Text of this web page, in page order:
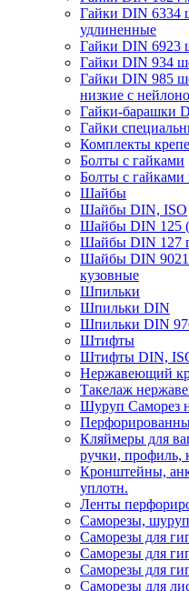
Гайки DIN 6334
удлиненные
Гайки DIN 6923
Гайки DIN 934
Гайки DIN 985
низкие с
Гайки-барашки
Гайки
Комплекты
Болты с гайками
Болты с
Шайбы
Шайбы DIN, ISO
Шайбы DIN 125
Шайбы DIN 127
Шайбы DIN 9021
кузовные
Шпильки
Шпильки DIN
Шпильки DIN
Штифты
Штифты DIN,
Нержавеющий
Такелаж
Шуруп Саморез
Кляймеры для
ручки, профиль,
Кронштейны,
уплотн.
Ленты
Саморезы,
Саморезы для
Саморезы для
Саморезы для
Саморезы для